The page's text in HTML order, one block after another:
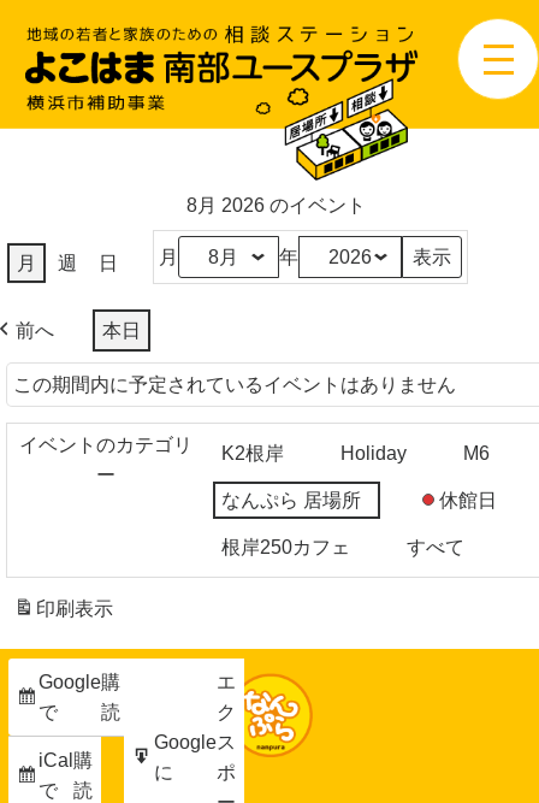
8月 2026 のイベント
月 週 日 月 年
前へ 本日
この期間内に予定されているイベントはありません
イベントのカテゴリ
ー
K2根岸 Holiday M6
なんぷら 居場所 休館日
根岸250カフェ すべて
Google
で
購
読
iCal
で
購
読
印刷表示
Google
に
エ
ク
ス
ポ